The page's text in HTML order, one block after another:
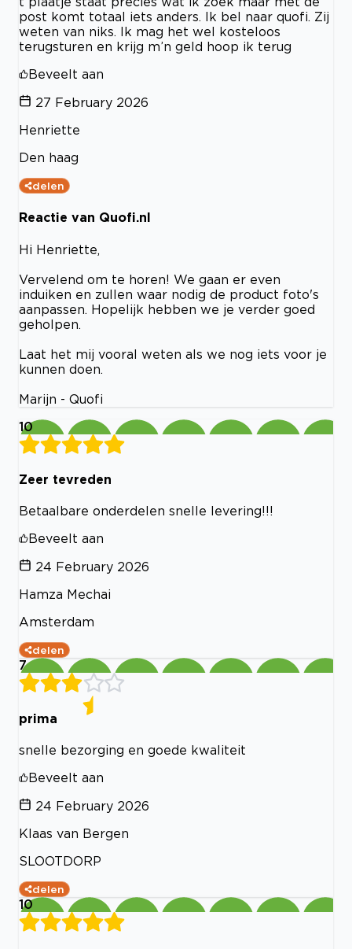
post komt totaal iets anders. Ik bel naar quofi. Zij
weten van niks. Ik mag het wel kosteloos
terugsturen en krijg m’n geld hoop ik terug
Beveelt aan
27 February 2026
Henriette
Den haag
delen
Reactie van Quofi.nl
Hi Henriette,
Vervelend om te horen! We gaan er even
induiken en zullen waar nodig de product foto's
aanpassen. Hopelijk hebben we je verder goed
geholpen.
Laat het mij vooral weten als we nog iets voor je
kunnen doen.
Marijn - Quofi
10
Zeer tevreden
Betaalbare onderdelen snelle levering!!!
Beveelt aan
24 February 2026
Hamza Mechai
Amsterdam
delen
7
prima
snelle bezorging en goede kwaliteit
Beveelt aan
24 February 2026
Klaas van Bergen
SLOOTDORP
delen
10